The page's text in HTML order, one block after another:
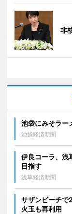
非
池袋にみそラ
池袋経済新聞
伊良コーラ、
目指す
浅草経済新聞
サザンビーチ
火玉も再利用